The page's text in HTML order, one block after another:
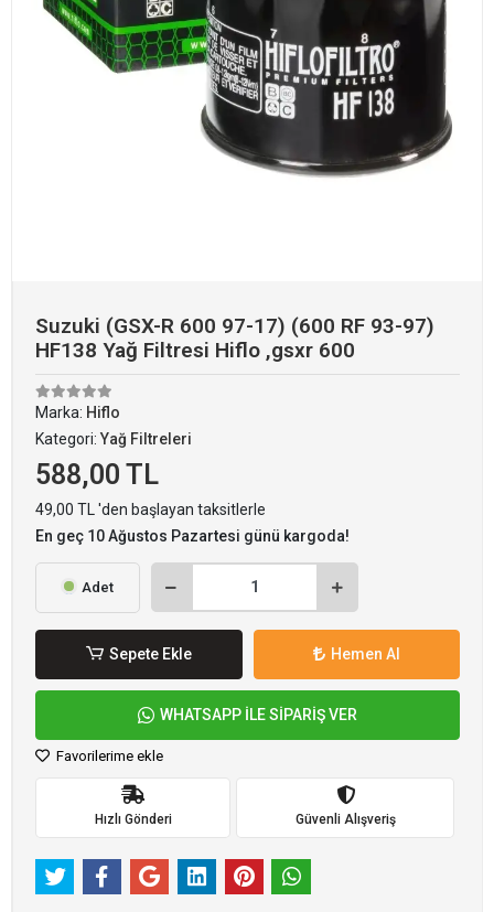
Suzuki (GSX-R 600 97-17) (600 RF 93-97)
HF138 Yağ Filtresi Hiflo ,gsxr 600
Marka: Hiflo
Kategori:Yağ Filtreleri
588,00 TL
49,00 TL 'den başlayan taksitlerle
En geç 10 Ağustos Pazartesi günü kargoda!
Adet
Sepete Ekle Hemen Al
WHATSAPP İLE SİPARİŞ VER
Favorilerime ekle
Hızlı Gönderi Güvenli Alışveriş